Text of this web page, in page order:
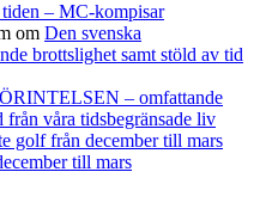
– MC-kompisar
om Den svenska
brottslighet samt stöld av tid
– omfattande
våra tidsbegränsade liv
golf från december till mars
till mars